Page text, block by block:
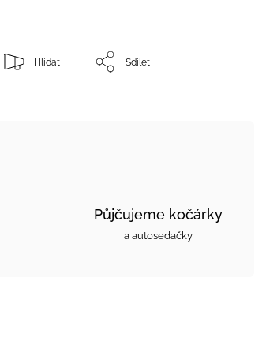
Hlídat Sdílet
Půjčujeme kočárky
a autosedačky